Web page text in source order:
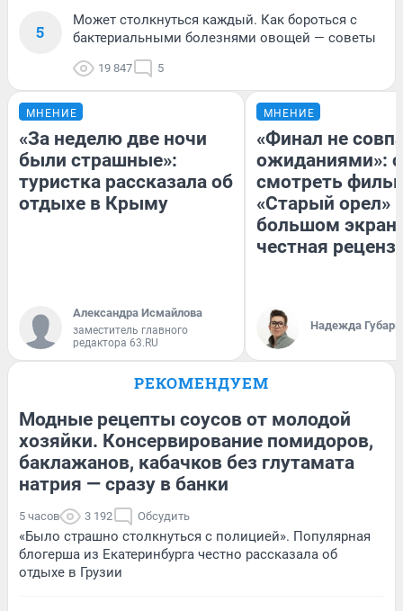
5
Может столкнуться каждый. Как бороться с
бактериальными болезнями овощей — советы
19 847 5
МНЕНИЕ
«За неделю две ночи
были страшные»:
туристка рассказала об
отдыхе в Крыму
Александра Исмайлова
заместитель главного
редактора 63.RU
МНЕНИЕ
«Финал не
ожиданиями»:
смотреть
«Старый орел»
большом
честная
Надежда Губарь
РЕКОМЕНДУЕМ
Модные рецепты соусов от молодой
хозяйки. Консервирование помидоров,
баклажанов, кабачков без глутамата
натрия — сразу в банки
5 часов 3 192 Обсудить
«Было страшно столкнуться с полицией». Популярная
блогерша из Екатеринбурга честно рассказала об
отдыхе в Грузии